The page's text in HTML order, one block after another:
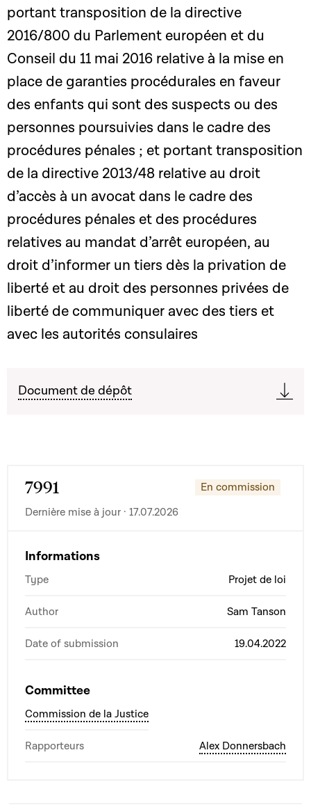
portant transposition de la directive
2016/800 du Parlement européen et du
Conseil du 11 mai 2016 relative à la mise en
place de garanties procédurales en faveur
des enfants qui sont des suspects ou des
personnes poursuivies dans le cadre des
procédures pénales ; et portant transposition
de la directive 2013/48 relative au droit
d’accès à un avocat dans le cadre des
procédures pénales et des procédures
relatives au mandat d’arrêt européen, au
droit d’informer un tiers dès la privation de
liberté et au droit des personnes privées de
liberté de communiquer avec des tiers et
avec les autorités consulaires
Document de dépôt
7991
En commission
Dernière mise à jour · 17.07.2026
Informations
Type Projet de loi
Author Sam Tanson
Date of submission 19.04.2022
Committee
Commission de la Justice
Rapporteurs Alex Donnersbach